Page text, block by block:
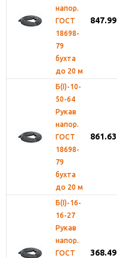
напор.
ГОСТ
18698-
79
бухта
до 20 м
847.99
Б(I)-10-
50-64
Рукав
напор.
ГОСТ
18698-
79
бухта
до 20 м
861.63
Б(I)-16-
16-27
Рукав
напор.
ГОСТ
368.49